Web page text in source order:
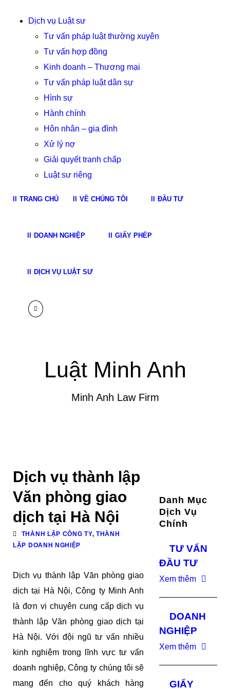
Dịch vụ Luật sư
Tư vấn pháp luật thường xuyên
Tư vấn hợp đồng
Kinh doanh – Thương mại
Tư vấn pháp luật dân sự
Hình sự
Hành chính
Hôn nhân – gia đình
Xử lý nợ
Giải quyết tranh chấp
Luật sư riêng
TRANG CHỦ VỀ CHÚNG TÔI ĐẦU TƯ
DOANH NGHIỆP GIẤY PHÉP
DỊCH VỤ LUẬT SƯ
Luật Minh Anh
Minh Anh Law Firm
Dịch vụ thành lập
Văn phòng giao
dịch tại Hà Nội
THÀNH LẬP CÔNG TY, THÀNH
LẬP DOANH NGHIỆP
Dịch vụ thành lập Văn phòng giao
dịch tại Hà Nội, Công ty Minh Anh
là đơn vị chuyên cung cấp dịch vụ
thành lập Văn phòng giao dịch tại
Hà Nội. Với đội ngũ tư vấn nhiều
kinh nghiệm trong lĩnh vực tư vấn
doanh nghiệp, Công ty chúng tôi sẽ
mang đến cho quý khách hàng
Danh Mục
Dịch Vụ
Chính
TƯ VẤN
ĐẦU TƯ
Xem thêm
DOANH
NGHIỆP
Xem thêm
GIẤY